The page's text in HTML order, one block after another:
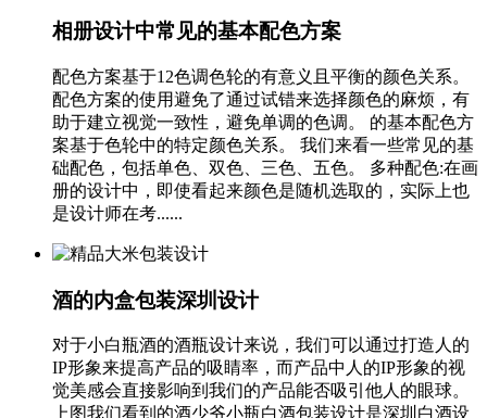
相册设计中常见的基本配色方案
配色方案基于12色调色轮的有意义且平衡的颜色关系。
配色方案的使用避免了通过试错来选择颜色的麻烦，有
助于建立视觉一致性，避免单调的色调。 的基本配色方
案基于色轮中的特定颜色关系。 我们来看一些常见的基
础配色，包括单色、双色、三色、五色。 多种配色:在画
册的设计中，即使看起来颜色是随机选取的，实际上也
是设计师在考......
酒的内盒包装深圳设计
对于小白瓶酒的酒瓶设计来说，我们可以通过打造人的
IP形象来提高产品的吸睛率，而产品中人的IP形象的视
觉美感会直接影响到我们的产品能否吸引他人的眼球。
上图我们看到的酒少爷小瓶白酒包装设计是深圳白酒设